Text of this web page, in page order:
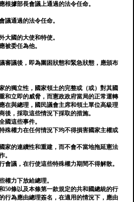
根據部長會議上通過的法令任命。
議通過的法令任命。
大國的大使和特使。
被委任為他。
審議後，即為圍困狀態和緊急狀態，應頒布
的獨立性，國家領土的完整或（或）對其國
和立即的威脅，而憲政政府當局的正常運轉
在與總理，國民議會主席和領土單位高級理
後，採取這些情況下採取的措施。
國這些事件。
殊權力在任何情況下均不得損害國家主權或
家的連續性和重建，而不會不當地拖延憲法
。
會議，在行使這些特殊權力期間不得解散。
權力下放給總理。
50條以及本條第一款規定的共和國總統的行
行為應由總理簽名，在適用的情況下，應由